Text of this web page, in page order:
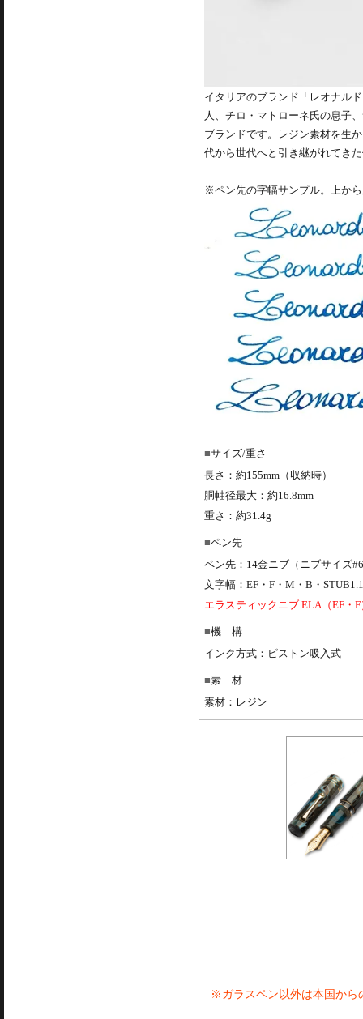
イタリアのブランド「レオナル
人、チロ・マトローネ氏の息子
ブランドです。レジン素材を生
代から世代へと引き継がれてき
※ペン先の字幅サンプル。上か
サイズ/重さ
長さ：約155mm（収納時）
胴軸径最大：約16.8mm
重さ：約31.4g
ペン先
ペン先：14金ニブ（ニブサイズ
文字幅：EF・F・M・B・
エラスティックニブ ELA（EF・
機 構
インク方式：ピストン吸入式
素 材
素材：レジン
※ガラスペン以外は本国から